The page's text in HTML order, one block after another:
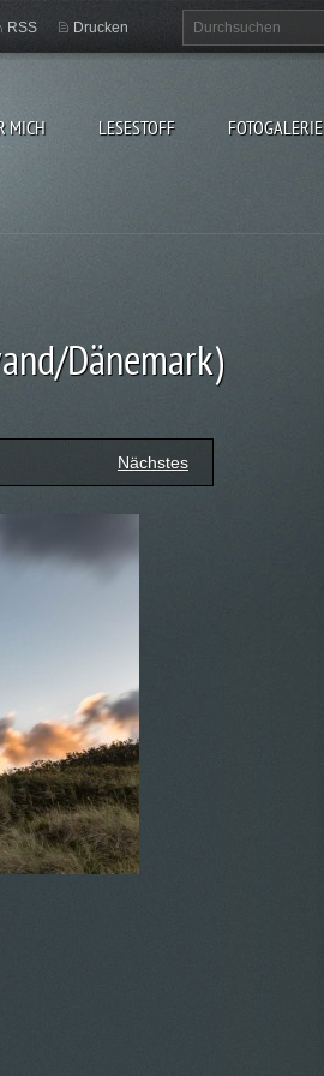
MICH LESESTOFF FOTOGALERIE
RSS Drucken
Dänemark)
Nächstes